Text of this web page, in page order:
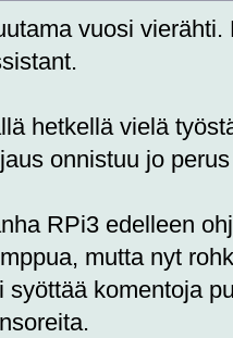
vuosi
hetkellä vielä
onnistuu jo
RPi3 edelleen
mutta nyt
syöttää komentoja